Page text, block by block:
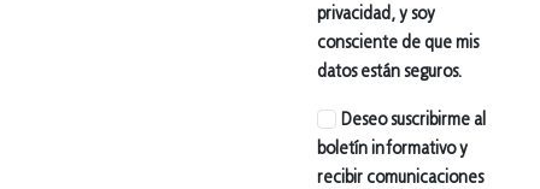
privacidad, y soy
consciente de que mis
datos están seguros.
Deseo suscribirme al
boletín informativo y
recibir comunicaciones